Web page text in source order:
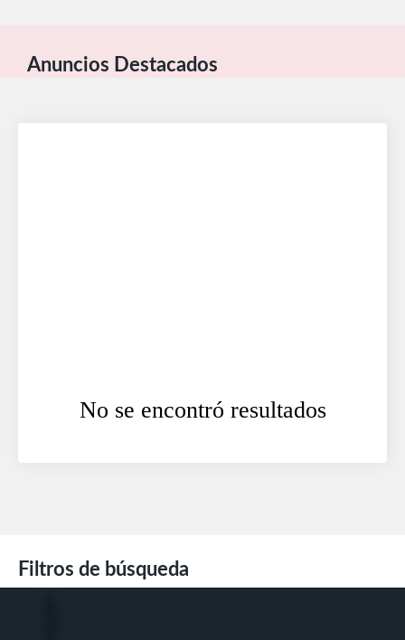
Anuncios Destacados
No se encontró resultados
Filtros de búsqueda